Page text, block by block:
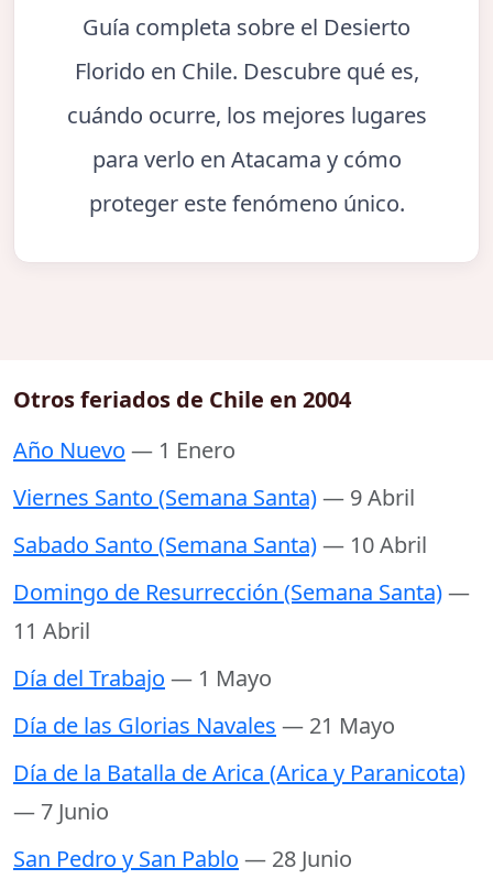
Guía completa sobre el Desierto
Florido en Chile. Descubre qué es,
cuándo ocurre, los mejores lugares
para verlo en Atacama y cómo
proteger este fenómeno único.
Otros feriados de Chile en 2004
Año Nuevo — 1 Enero
Viernes Santo (Semana Santa)— 9 Abril
Sabado Santo (Semana Santa)— 10 Abril
Domingo de Resurrección (Semana Santa)—
11 Abril
Día del Trabajo — 1 Mayo
Día de las Glorias Navales — 21 Mayo
Día de la Batalla de Arica (Arica y Paranicota)
— 7 Junio
San Pedro y San Pablo — 28 Junio